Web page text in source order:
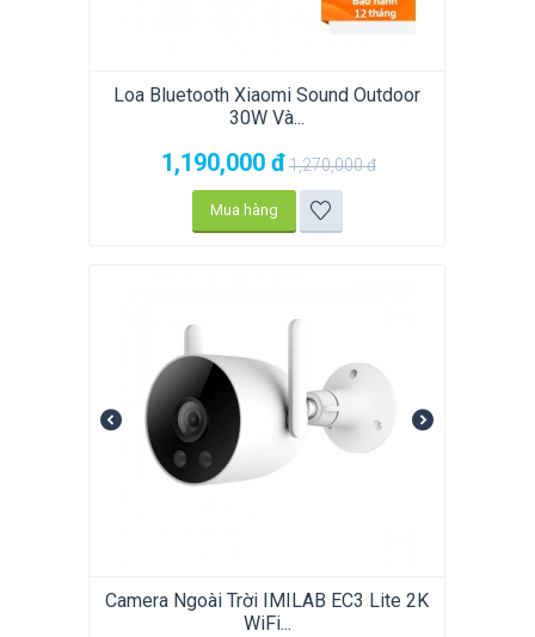
Loa Bluetooth Xiaomi Sound Outdoor
30W Và...
1,190,000 đ1,270,000đ
Mua hàng
Camera Ngoài Trời IMILAB EC3 Lite 2K
WiFi...